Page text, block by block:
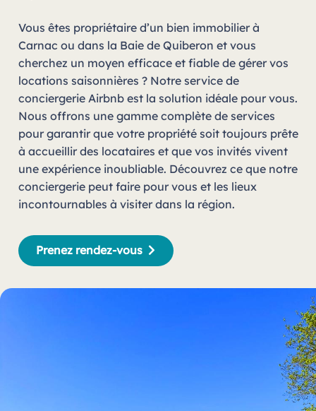
Vous êtes propriétaire d’un bien immobilier à
Carnac ou dans la Baie de Quiberon et vous
cherchez un moyen efficace et fiable de gérer vos
locations saisonnières ? Notre service de
conciergerie Airbnb est la solution idéale pour vous.
Nous offrons une gamme complète de services
pour garantir que votre propriété soit toujours prête
à accueillir des locataires et que vos invités vivent
une expérience inoubliable. Découvrez ce que notre
conciergerie peut faire pour vous et les lieux
incontournables à visiter dans la région.
Prenez rendez-vous